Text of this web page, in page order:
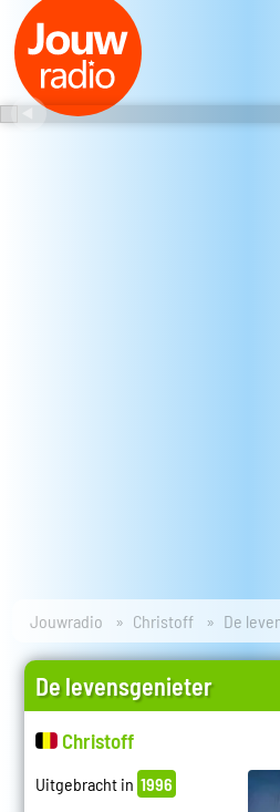
Jouwradio Christoff De
De levensgenieter
Christoff
Uitgebracht in 1996